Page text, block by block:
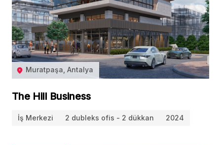
Muratpaşa, Antalya
The Hill Business
İş Merkezi 2 dubleks ofis - 2 dükkan 2024